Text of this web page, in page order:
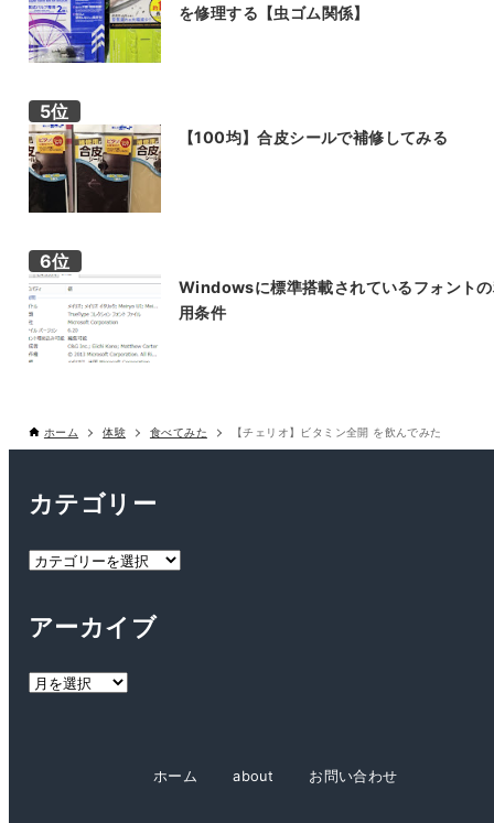
を修理する【虫ゴム関係】
【100均】合皮シールで補修してみる
Windowsに標準搭載されているフォント
用条件
ホーム 体験 食べてみた 【チェリオ】ビタミン全開 を飲んでみた
カテゴリー
カ
リ
アーカイブ
ア
ホーム about お問い合わせ